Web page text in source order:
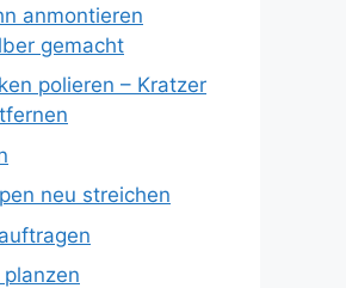
anmontieren
gemacht
polieren – Kratzer
neu streichen